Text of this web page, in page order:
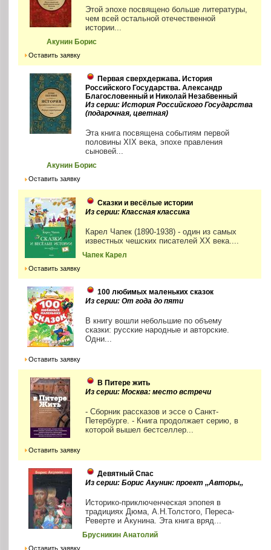
Этой эпохе посвящено больше литературы,
чем всей остальной отечественной
истории...
Акунин Борис
Оставить заявку
Первая сверхдержава. История
Российского Государства. Александр
Благословенный и Николай Незабвенный
Из серии: История Российского Государства
(подарочная, цветная)
Эта книга посвящена событиям первой
половины XIX века, эпохе правления
сыновей...
Акунин Борис
Оставить заявку
Сказки и весёлые истории
Из серии: Классная классика
Карел Чапек (1890-1938) - один из самых
известных чешских писателей XX века....
Чапек Карел
Оставить заявку
100 любимых маленьких сказок
Из серии: От года до пяти
В книгу вошли небольшие по объему
сказки: русские народные и авторские.
Одни...
Оставить заявку
В Питере жить
Из серии: Москва: место встречи
- Сборник рассказов и эссе о Санкт-
Петербурге. - Книга продолжает серию, в
которой вышел бестселлер...
Оставить заявку
Девятный Спас
Из серии: Борис Акунин: проект ,,Авторы,,
Историко-приключенческая эпопея в
традициях Дюма, А.Н.Толстого, Переса-
Реверте и Акунина. Эта книга вряд...
Брусникин Анатолий
Оставить заявку